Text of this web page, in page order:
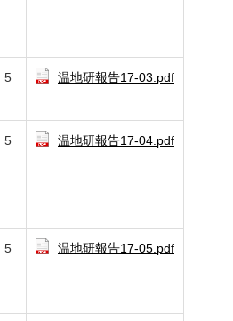
5 温地研報告17-03.pdf
5 温地研報告17-04.pdf
5 温地研報告17-05.pdf